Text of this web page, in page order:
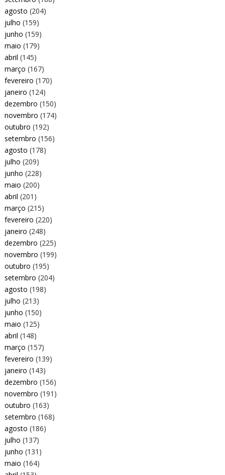
agosto (204)
julho (159)
junho (159)
maio (179)
abril (145)
março (167)
fevereiro (170)
janeiro (124)
dezembro (150)
novembro (174)
outubro (192)
setembro (156)
agosto (178)
julho (209)
junho (228)
maio (200)
abril (201)
março (215)
fevereiro (220)
janeiro (248)
dezembro (225)
novembro (199)
outubro (195)
setembro (204)
agosto (198)
julho (213)
junho (150)
maio (125)
abril (148)
março (157)
fevereiro (139)
janeiro (143)
dezembro (156)
novembro (191)
outubro (163)
setembro (168)
agosto (186)
julho (137)
junho (131)
maio (164)